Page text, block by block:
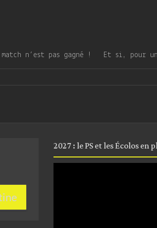
! Et si, pour une fois,
2027 : le PS et les Écolos